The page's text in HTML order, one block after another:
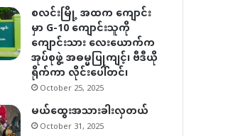
စလင်းမြို့ အထက ကျောင်း
မှာ G-10 ကျောင်းသူကို
ကျောင်းသား လေးယောက်က
အုပ်စုဖွဲ့ အဓမ္မပြုကျင့်၊ ဗီဒီယို
ရိုက်ကာ လိုင်းပေါ်တင်၊
October 25, 2025
မယ်ထွေးအသားခါးလှတယ်
October 31, 2025